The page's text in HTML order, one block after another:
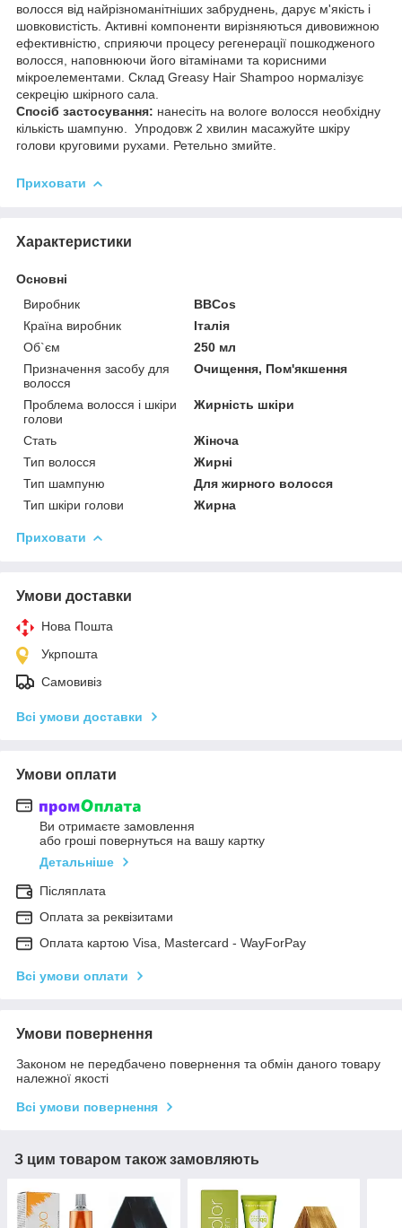
волосся від найрізноманітніших забруднень, дарує м'якість і
шовковистість. Активні компоненти вирізняються дивовижною
ефективністю, сприяючи процесу регенерації пошкодженого
волосся, наповнюючи його вітамінами та корисними
мікроелементами. Склад Greasy Hair Shampoo нормалізує
секрецію шкірного сала.
Спосіб застосування: нанесіть на вологе волосся необхідну
кількість шампуню. Упродовж 2 хвилин масажуйте шкіру
голови круговими рухами. Ретельно змийте.
Приховати
Характеристики
Основні
Виробник
BBCos
Країна виробник
Італія
Об`єм
250 мл
Призначення засобу для
волосся
Очищення, Пом'якшення
Проблема волосся і шкіри
голови
Жирність шкіри
Стать
Жіноча
Тип волосся
Жирні
Тип шампуню
Для жирного волосся
Тип шкіри голови
Жирна
Приховати
Умови доставки
Нова Пошта
Укрпошта
Самовивіз
Всі умови доставки
Умови оплати
Ви отримаєте замовлення
або гроші повернуться на вашу картку
Детальніше
Післяплата
Оплата за реквізитами
Оплата картою Visa, Mastercard - WayForPay
Всі умови оплати
Умови повернення
Законом не передбачено повернення та обмін даного товару
належної якості
Всі умови повернення
З цим товаром також замовляють